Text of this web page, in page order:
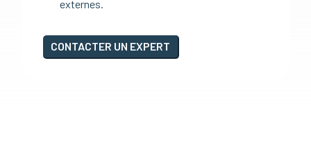
externes.
CONTACTER UN EXPERT